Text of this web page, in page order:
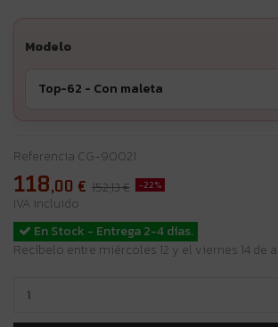
Modelo
Referencia CG-90021
118,00 € 152,13 € -22%
IVA incluido
En Stock - Entrega 2-4 días.
Recíbelo entre miércoles 12 y el viernes 14 de